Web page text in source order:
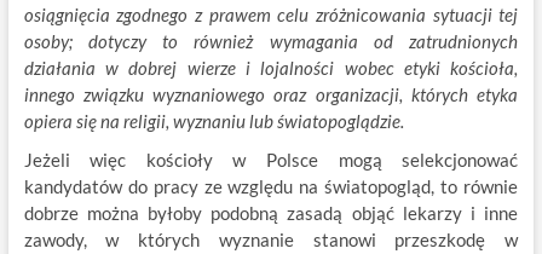
osiągnięcia zgodnego z prawem celu zróżnicowania sytuacji tej
osoby; dotyczy to również wymagania od zatrudnionych
działania w dobrej wierze i lojalności wobec etyki kościoła,
innego związku wyznaniowego oraz organizacji, których etyka
opiera się na religii, wyznaniu lub światopoglądzie.
Jeżeli więc kościoły w Polsce mogą selekcjonować
kandydatów do pracy ze względu na światopogląd, to równie
dobrze można byłoby podobną zasadą objąć lekarzy i inne
zawody, w których wyznanie stanowi przeszkodę w